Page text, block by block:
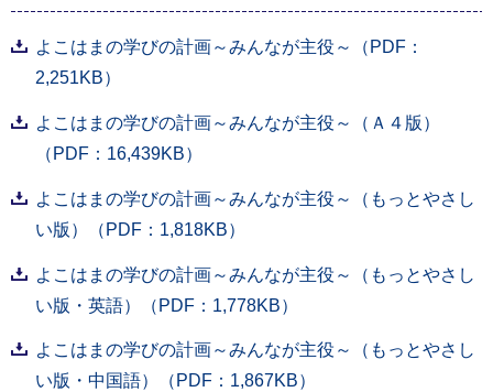
よこはまの学びの計画～みんなが主役～（PDF：
2,251KB）
よこはまの学びの計画～みんなが主役～（Ａ４版）
（PDF：16,439KB）
よこはまの学びの計画～みんなが主役～（もっとやさし
い版）（PDF：1,818KB）
よこはまの学びの計画～みんなが主役～（もっとやさし
い版・英語）（PDF：1,778KB）
よこはまの学びの計画～みんなが主役～（もっとやさし
い版・中国語）（PDF：1,867KB）